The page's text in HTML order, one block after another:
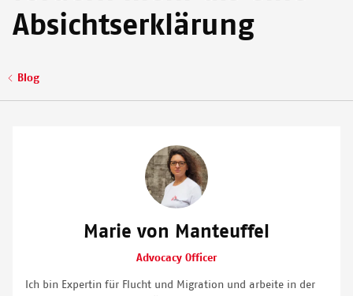
Absichtserklärung
Pfadnavigation
Blog
Image
Marie von Manteuffel
Advocacy Officer
Ich bin Expertin für Flucht und Migration und arbeite in der